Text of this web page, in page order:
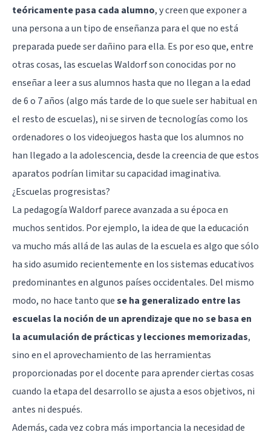
teóricamente pasa cada alumno, y creen que exponer a
una persona a un tipo de enseñanza para el que no está
preparada puede ser dañino para ella. Es por eso que, entre
otras cosas, las escuelas Waldorf son conocidas por no
enseñar a leer a sus alumnos hasta que no llegan a la edad
de 6 o 7 años (algo más tarde de lo que suele ser habitual en
el resto de escuelas), ni se sirven de tecnologíascomo los
ordenadores o losvideojuegos hasta que los alumnos no
han llegado a la adolescencia, desde la creencia de que estos
aparatos podrían limitar su capacidad imaginativa.
¿Escuelas progresistas?
La pedagogía Waldorf parece avanzada a su época en
muchos sentidos. Por ejemplo, la idea de que la educación
va mucho más allá de las aulas de la escuela es algo que sólo
ha sido asumido recientemente en los sistemas educativos
predominantes en algunos países occidentales. Del mismo
modo, no hace tanto quese ha generalizado entre las
escuelas la noción de un aprendizaje que no se basa en
la acumulación de prácticas y lecciones memorizadas,
sino en el aprovechamiento de las herramientas
proporcionadas por el docente para aprender ciertas cosas
cuando la etapa del desarrollo se ajusta a esos objetivos, ni
antes ni después.
Además, cada vez cobra más importancia la necesidad de